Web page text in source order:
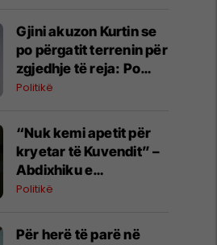
Gjini akuzon Kurtin se
po përgatit terrenin për
zgjedhje të reja: Po
manipulon opinionin
Politikë
“Nuk kemi apetit për
kryetar të Kuvendit” –
Abdixhiku e
konsideron si figurë
Politikë
Për herë të parë në